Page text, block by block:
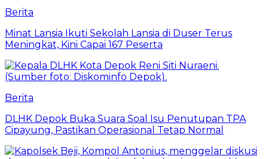
Berita
Minat Lansia Ikuti Sekolah Lansia di Duser Terus
Meningkat, Kini Capai 167 Peserta
Berita
DLHK Depok Buka Suara Soal Isu Penutupan TPA
Cipayung, Pastikan Operasional Tetap Normal